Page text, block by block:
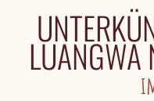
LUANGWA